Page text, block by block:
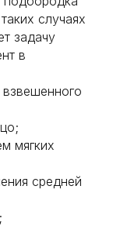
случаях
задачу
в
мягких
средней